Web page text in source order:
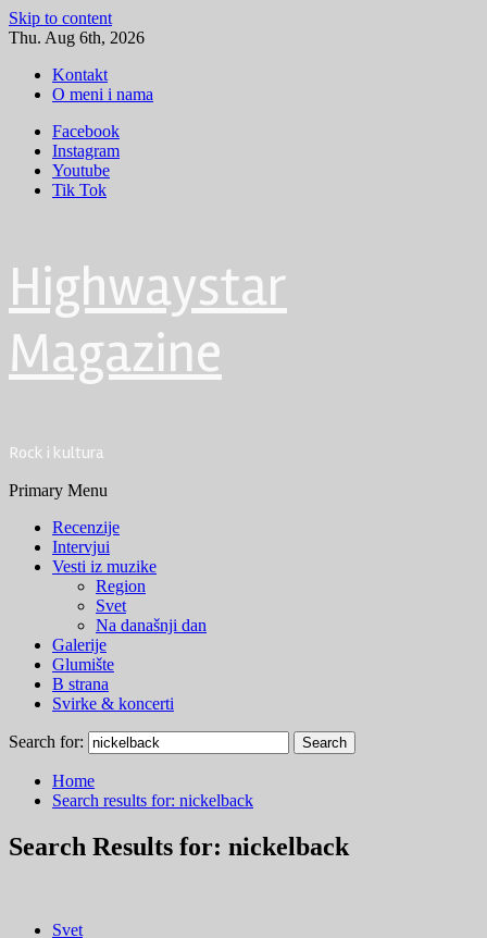
Skip to content
Thu. Aug 6th, 2026
Kontakt
O meni i nama
Facebook
Instagram
Youtube
Tik Tok
Highwaystar
Magazine
Rock i kultura
Primary Menu
Recenzije
Intervjui
Vesti iz muzike
Region
Svet
Na današnji dan
Galerije
Glumište
B strana
Svirke & koncerti
Search for:
Home
Search results for: nickelback
Search Results for: nickelback
Svet